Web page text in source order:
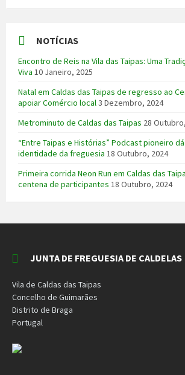
NOTÍCIAS
Encontro de Reis na Vila das Taipas: Uma
Viva 10 Janeiro, 2025
Natal em Caldas das Taipas de regresso ao
apoiar Comércio local3 Dezembro, 2024
Metrominuto de Caldas das Taipas 28
“Entre Taipas e Histórias” Podcast pioneiro
identidade da freguesia 18 Outubro, 2024
Primeira corrida Neon Run em Caldas das
centena de participantes 18 Outubro, 2024
JUNTA DE FREGUESIA DE CALDELAS
Vila de Caldas das Taipas
Concelho de Guimarães
Distrito de Braga
Portugal